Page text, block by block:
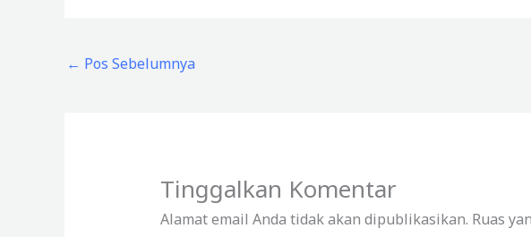
← Pos Sebelumnya
Tinggalkan Komentar
Alamat email Anda tidak akan dipublikasikan. Ruas